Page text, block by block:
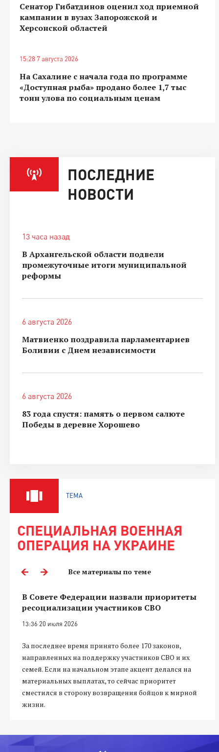
Сенатор Гибатдинов оценил ход приемной
кампании в вузах Запорожской и
Херсонской областей
15:28 7 августа 2026
На Сахалине с начала года по программе
«Доступная рыба» продано более 1,7 тыс
тонн улова по социальным ценам
ПОСЛЕДНИЕ
НОВОСТИ
13 часа назад
В Архангельской области подвели
промежуточные итоги муниципальной
реформы
6 августа 2026
Матвиенко поздравила парламентариев
Боливии с Днем независимости
6 августа 2026
83 года спустя: память о первом салюте
Победы в деревне Хорошево
ТЕМА
СПЕЦИАЛЬНАЯ ВОЕННАЯ
ОПЕРАЦИЯ НА УКРАИНЕ
Все материалы по теме
В Совете Федерации назвали приоритеты
ресоциализации участников СВО
13:36 20 июля 2026
За последнее время принято более 170 законов,
направленных на поддержку участников СВО и их
семей. Если на начальном этапе акцент делался на
материальных выплатах, то сейчас приоритет
сместился в сторону возвращения бойцов к мирной
жизни.